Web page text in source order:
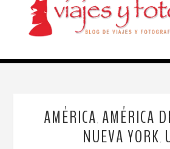
AMÉRICA AMÉRICA
NUEVA YORK